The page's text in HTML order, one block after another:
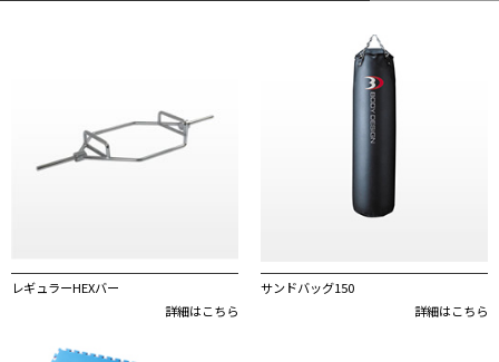
レギュラーHEXバー
詳細はこちら
サンドバッグ150
詳細はこちら